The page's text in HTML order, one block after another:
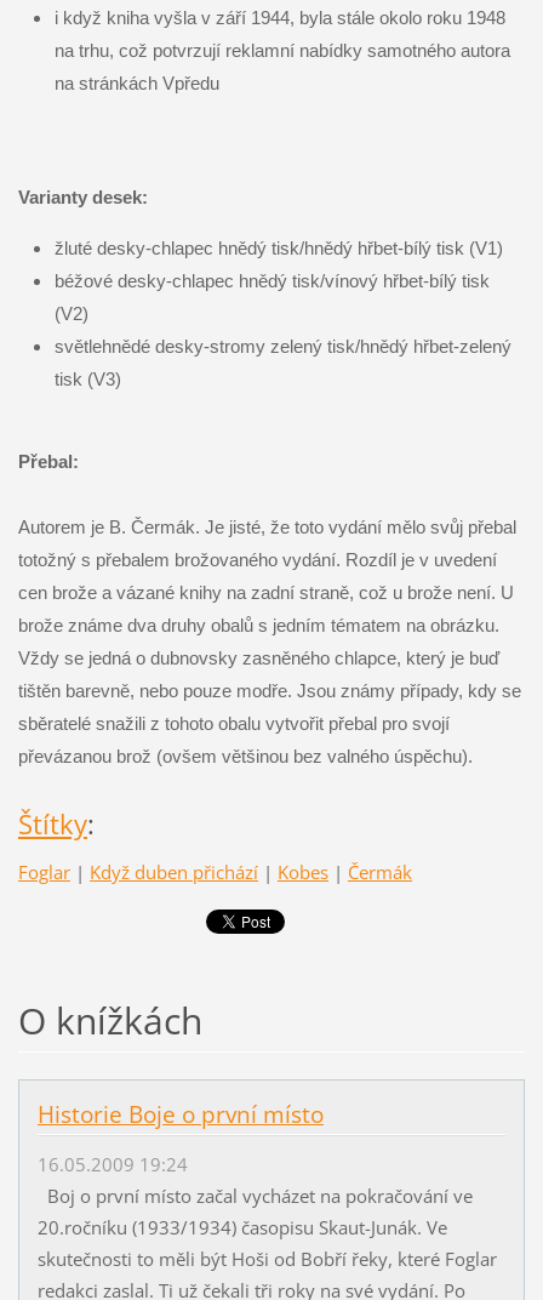
i když kniha vyšla v září 1944, byla stále okolo roku 1948
na trhu, což potvrzují reklamní nabídky samotného autora
na stránkách Vpředu
Varianty desek:
žluté desky-chlapec hnědý tisk/hnědý hřbet-bílý tisk (V1)
béžové desky-chlapec hnědý tisk/vínový hřbet-bílý tisk
(V2)
světlehnědé desky-stromy zelený tisk/hnědý hřbet-zelený
tisk (V3)
Přebal:
Autorem je B. Čermák. Je jisté, že toto vydání mělo svůj přebal
totožný s přebalem brožovaného vydání. Rozdíl je v uvedení
cen brože a vázané knihy na zadní straně, což u brože není. U
brože známe dva druhy obalů s jedním tématem na obrázku.
Vždy se jedná o dubnovsky zasněného chlapce, který je buď
tištěn barevně, nebo pouze modře. Jsou známy případy, kdy se
sběratelé snažili z tohoto obalu vytvořit přebal pro svojí
převázanou brož (ovšem většinou bez valného úspěchu).
Štítky:
Foglar | Když duben přichází | Kobes | Čermák
O knížkách
Historie Boje o první místo
16.05.2009 19:24
Boj o první místo začal vycházet na pokračování ve
20.ročníku (1933/1934) časopisu Skaut-Junák. Ve
skutečnosti to měli být Hoši od Bobří řeky, které Foglar
redakci zaslal. Ti už čekali tři roky na své vydání. Po